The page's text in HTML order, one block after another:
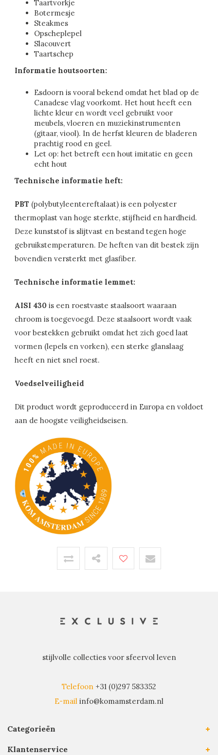
Taartvorkje
Botermesje
Steakmes
Opscheplepel
Slacouvert
Taartschep
Informatie houtsoorten:
Esdoorn is vooral bekend omdat het blad op de
Canadese vlag voorkomt. Het hout heeft een
lichte kleur en wordt veel gebruikt voor
meubels, vloeren en muziekinstrumenten
(gitaar, viool). In de herfst kleuren de bladeren
prachtig rood en geel.
Let op: het betreft een hout imitatie en geen
echt hout
Technische informatie heft:
PBT (polybutyleentereftalaat) is een polyester
thermoplast van hoge sterkte, stijfheid en hardheid.
Deze kunststof is slijtvast en bestand tegen hoge
gebruikstemperaturen. De heften van dit bestek zijn
bovendien versterkt met glasfiber.
Technische informatie lemmet:
AISI 430 is een roestvaste staalsoort waaraan
chroom is toegevoegd. Deze staalsoort wordt vaak
voor bestekken gebruikt omdat het zich goed laat
vormen (lepels en vorken), een sterke glanslaag
heeft en niet snel roest.
Voedselveiligheid
Dit product wordt geproduceerd in Europa en voldoet
aan de hoogste veiligheidseisen.
stijlvolle collecties voor sfeervol leven
Telefoon +31 (0)297 583352
E-mail info@komamsterdam.nl
Categorieën
Klantenservice